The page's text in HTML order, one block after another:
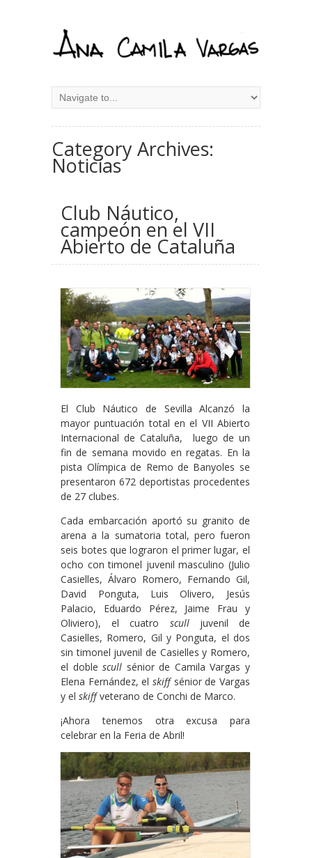
Category Archives:
Noticias
Club Náutico,
campeón en el VII
Abierto de Cataluña
El Club Náutico de Sevilla Alcanzó la
mayor puntuación total en el VII Abierto
Internacional de Cataluña, luego de un
fin de semana movido en regatas. En la
pista Olímpica de Remo de Banyoles se
presentaron 672 deportistas procedentes
de 27 clubes.
Cada embarcación aportó su granito de
arena a la sumatoria total, pero fueron
seis botes que lograron el primer lugar, el
ocho con timonel juvenil masculino (Julio
Casielles, Álvaro Romero, Fernando Gil,
David Ponguta, Luis Olivero, Jesús
Palacio, Eduardo Pérez, Jaime Frau y
Oliviero), el cuatro sculljuvenil de
Casielles, Romero, Gil y Ponguta, el dos
sin timonel juvenil de Casielles y Romero,
el doblescull sénior de Camila Vargas y
Elena Fernández, el skiff sénior de Vargas
y elskiffveterano de Conchi de Marco.
¡Ahora tenemos otra excusa para
celebrar en la Feria de Abril!